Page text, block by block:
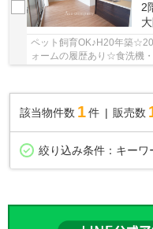
2
ペット飼育OK♪H20年築
ォームの履歴あり☆食洗機
該当物件数 1件 販売数
絞り込み条件： キーワ